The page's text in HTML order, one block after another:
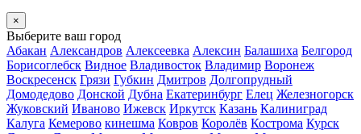
×
Выберите ваш город
Абакан Александров Алексеевка Алексин Балашиха Белгород
Борисоглебск Видное Владивосток Владимир Воронеж
Воскресенск Грязи Губкин Дмитров Долгопрудный
Домодедово Донской Дубна Екатеринбург Елец Железногорск
Жуковский Иваново Ижевск Иркутск Казань Калиниград
Калуга Кемерово кинешма Ковров Королёв Кострома Курск